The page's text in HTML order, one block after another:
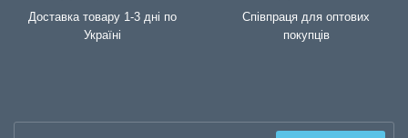
Доставка товару 1-3 дні по
Україні
Співпраця для оптових
покупців